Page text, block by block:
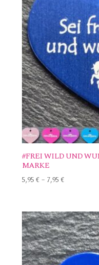
#FREI WILD UND
MARKE
5,95€ – 7,95€